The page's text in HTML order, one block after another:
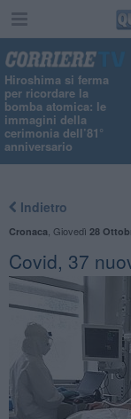
Hiroshima si ferma
per ricordare la
bomba atomica: le
immagini della
cerimonia dell’81°
anniversario
Indietro
Cronaca Giovedì 28
Covid, 37